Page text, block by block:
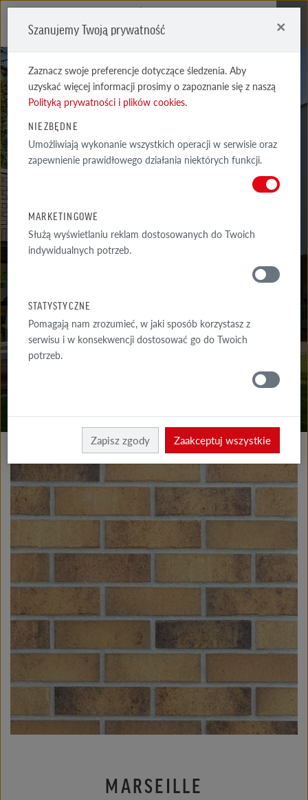
MARSEILLE
GDZIE
MARSEILLE
Szanujemy Twoją prywatność ×
Zaznacz swoje preferencje dotyczące śledzenia. Aby
uzyskać więcej informacji prosimy o zapoznanie się z naszą
Polityką prywatności i plików cookies.
NIEZBĘDNE
Umożliwiają wykonanie wszystkich operacji w serwisie oraz
zapewnienie prawidłowego działania niektórych funkcji.
MARKETINGOWE
Służą wyświetlaniu reklam dostosowanych do Twoich
indywidualnych potrzeb.
STATYSTYCZNE
Pomagają nam zrozumieć, w jaki sposób korzystasz z
serwisu i w konsekwencji dostosować go do Twoich
potrzeb.
Zapisz zgody Zaakceptuj wszystkie